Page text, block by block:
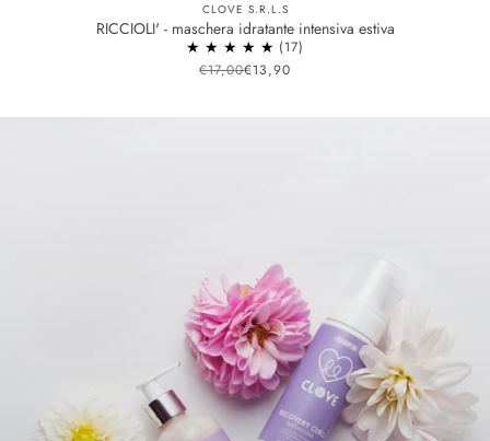
CLOVE S.R.L.S
RICCIOLI' - maschera idratante intensiva estiva
17
€17,00€13,90